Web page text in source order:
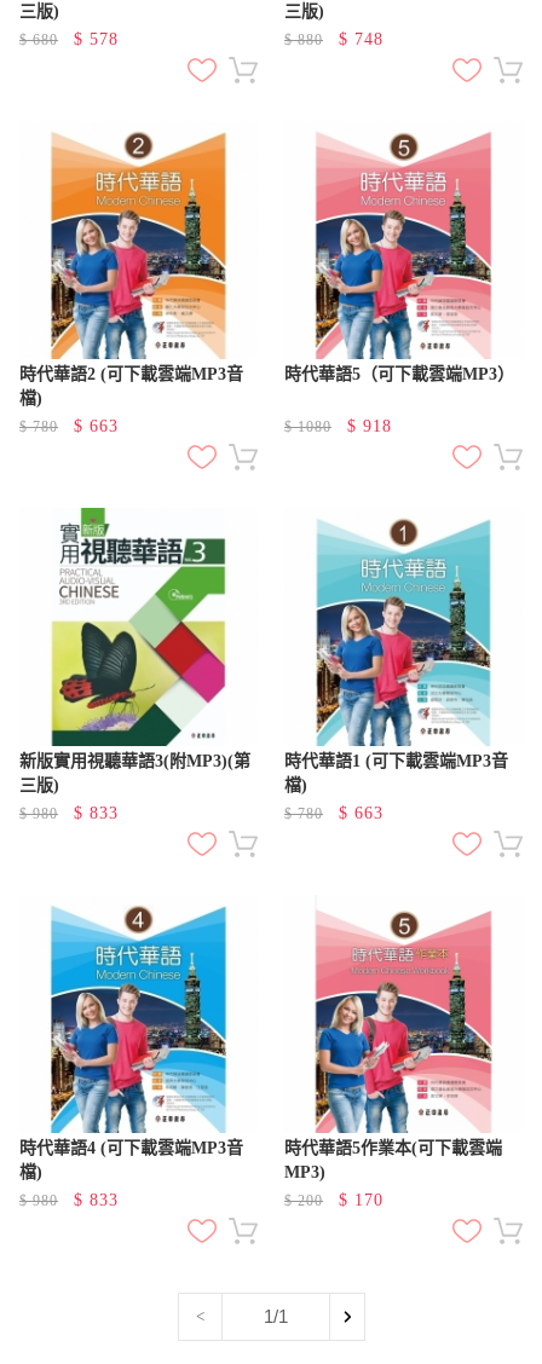
三版)
$680 $ 578
三版)
$880 $ 748
時代華語2 (可下載雲端MP3音
檔)
$780 $ 663
時代華語5（可下載雲端MP3）
$1080 $ 918
新版實用視聽華語3(附MP3)(第
三版)
$980 $ 833
時代華語1 (可下載雲端MP3音
檔)
$780 $ 663
時代華語4 (可下載雲端MP3音
檔)
$980 $ 833
時代華語5作業本(可下載雲端
MP3)
$200 $ 170
< 1/1